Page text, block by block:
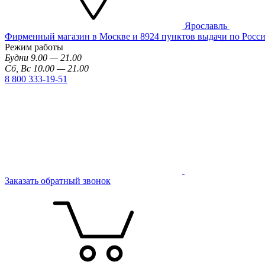
Ярославль
Фирменный магазин в Москве и 8924 пунктов выдачи по
Режим работы
Будни 9.00 — 21.00
Сб, Вс 10.00 — 21.00
8 800 333-19-51
Заказать обратный звонок